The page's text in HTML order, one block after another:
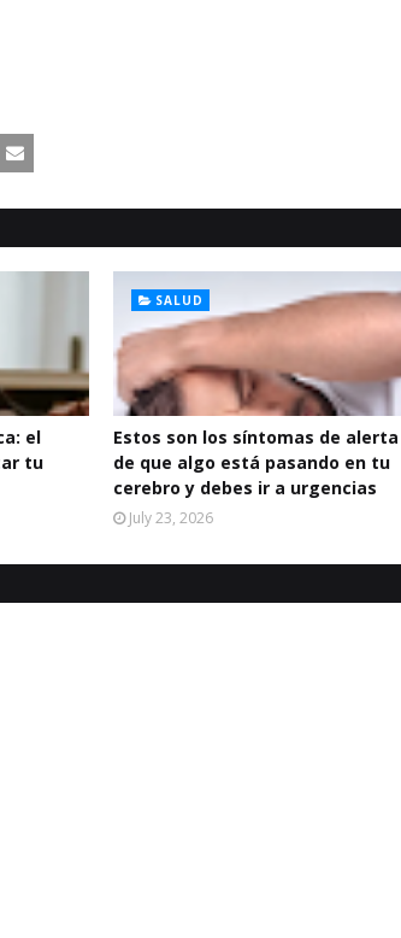
el
tu
SALUD
Estos son los síntomas de alerta
de que algo está pasando en tu
cerebro y debes ir a urgencias
July 23, 2026